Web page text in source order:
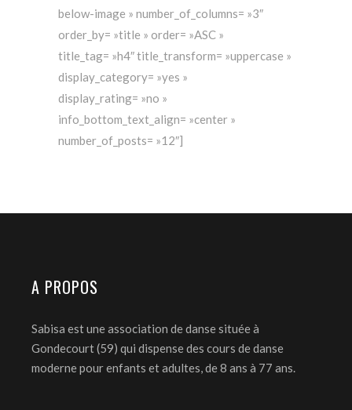
below-image » number_of_columns= »3″
order_by= »title » order= »ASC »
title_tag= »h4″ title_transform= »uppercase »
display_category= »yes »
display_rating= »no »
info_bottom_text_align= »center »
number_of_posts= »12″]
A PROPOS
Sabisa est une association de danse située à
Gondecourt (59) qui dispense des cours de danse
moderne pour enfants et adultes, de 8 ans à 77 ans.